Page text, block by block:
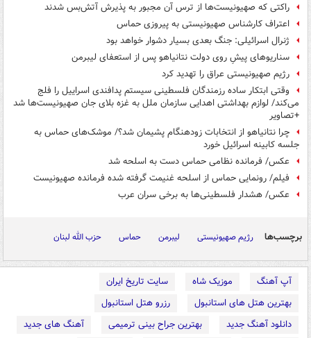
راکتی که صهیونیست‌ها از ترس آن مجبور به پذیرش آتش‌بس شدند
اعتراف کارشناس صهیونیستی به پیروزی حماس
ژنرال اسرائیلی: جنگ بعدی بسیار دشوار خواهد بود
سناریوهای پیشِ روی دولت نتانیاهو پس از استعفای لیبرمن
رژیم صهیونیستی عراق را تهدید کرد
وقتی ابتکار ساده رزمندگان فلسطینی سیستم پدافندی اسراییل را فلج
می‌کند/ لوازم بهداشتی اهدایی سازمان ملل به غزه بلای جان صهیونیست‌ها شد
+تصاویر
چرا نتانیاهو از انتخابات زودهنگام پشیمان شد؟/ موشک‌های حماس به
جلسه کابینه اسرائیل خورد
عکس/ فرمانده نظامی حماس دست به اسلحه شد
فیلم/ رونمایی حماس از اسلحه غنیمت گرفته شده فرمانده صهیونیست
عکس/ هشدار فلسطینی‌ها به برخی سران عرب
برچسب‌ها رژیم صهیونیستی لیبرمن حماس حزب الله لبنان
آپ آهنگ موزیک شاه
سایت تاریخ ایران
بهترین هتل های استانبول
رزرو هتل استانبول
دانلود آهنگ جدید
بهترین جراح بینی ترمیمی
آهنگ های جدید